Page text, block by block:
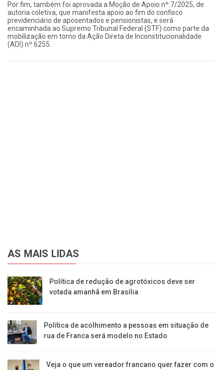
Por fim, também foi aprovada a Moção de Apoio nº 7/2025, de
autoria coletiva, que manifesta apoio ao fim do confisco
previdenciário de aposentados e pensionistas, e será
encaminhada ao Supremo Tribunal Federal (STF) como parte da
mobilização em torno da Ação Direta de Inconstitucionalidade
(ADI) nº 6255.
AS MAIS LIDAS
Política de redução de agrotóxicos deve ser
votada amanhã em Brasília
Política de acolhimento a pessoas em situação de
rua de Franca será modelo no Estado
Veja o que um vereador francano quer fazer com o